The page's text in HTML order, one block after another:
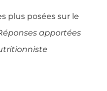
plus posées sur le
éponses apportées